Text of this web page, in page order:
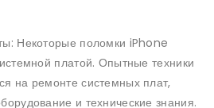
Некоторые поломки iPhone
платой. Опытные техники
на ремонте системных плат,
и технические знания.